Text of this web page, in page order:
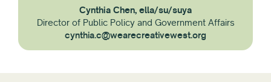
Cynthia Chen, ella/su/suya
Director of Public Policy and Government Affairs
cynthia.c@wearecreativewest.org